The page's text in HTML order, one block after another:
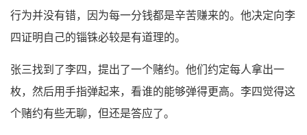
行为并没有错，因为每一分钱都是辛苦赚来的。他决定向李
四证明自己的锱铢必较是有道理的。
张三找到了李四，提出了一个赌约。他们约定每人拿出一
枚，然后用手指弹起来，看谁的能够弹得更高。李四觉得这
个赌约有些无聊，但还是答应了。